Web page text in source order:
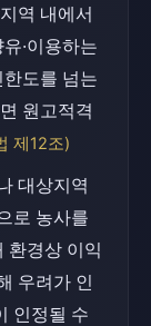
역 내에서
·이용하는
도를 넘는
원고적격
제12조)
대상지역
로 농사를
환경상 이익
우려가 인
인정될 수